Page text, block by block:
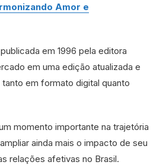
Amor e
em 1996 pela editora
em uma edição atualizada e
em formato digital quanto
momento importante na trajetória
ainda mais o impacto de seu
relações afetivas no Brasil.